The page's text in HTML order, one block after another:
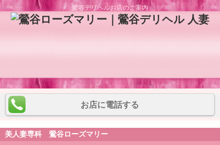
お店に電話する
鶯谷デリヘルお店のご案内
美人妻専科 鶯谷ローズマリー